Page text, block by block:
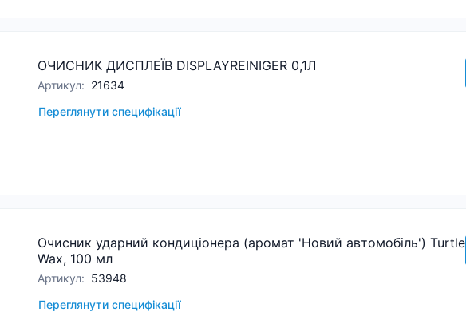
ОЧИСНИК ДИСПЛЕЇВ DISPLAYREINIGER 0,1Л
Артикул: 21634
Переглянути специфікації
Очисник ударний кондиціонера (аромат 'Новий автомобіль') Turtle
Wax, 100 мл
Артикул: 53948
Переглянути специфікації